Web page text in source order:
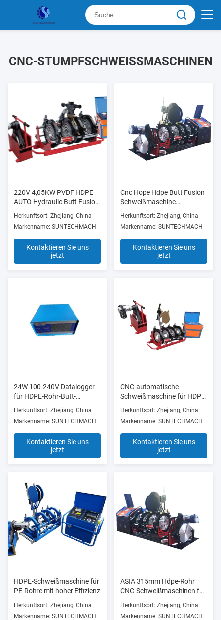
CNC-STUMPFSCHWEISSMASCHINEN
220V 4,05KW PVDF HDPE
AUTO Hydraulic Butt Fusion
Schweißmaschine
Herkunftsort: Zhejiang, China
Markenname: SUNTECHMACH
Kontaktieren Sie uns
jetzt
Cnc Hope Hdpe Butt Fusion
Schweißmaschine
Automatisch für das
Schweißen von 450 mm
Herkunftsort: Zhejiang, China
Markenname: SUNTECHMACH
Kontaktieren Sie uns
jetzt
24W 100-240V Datalogger
für HDPE-Rohr-Butt-
Fusionsmaschine
Herkunftsort: Zhejiang, China
Markenname: SUNTECHMACH
Kontaktieren Sie uns
jetzt
CNC-automatische
Schweißmaschine für HDPE-
Rohrrückseite 90 - 250 mm
Herkunftsort: Zhejiang, China
Markenname: SUNTECHMACH
Kontaktieren Sie uns
jetzt
HDPE-Schweißmaschine für
PE-Rohre mit hoher Effizienz
Herkunftsort: Zhejiang, China
Markenname: SUNTECHMACH
ASIA 315mm Hdpe-Rohr
CNC-Schweißmaschinen für
Herkunftsort: Zhejiang, China
Markenname: SUNTECHMACH